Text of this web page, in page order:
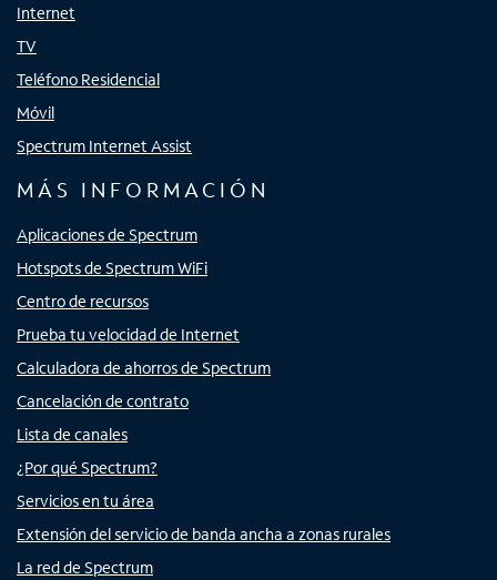
Internet
TV
Teléfono Residencial
Móvil
Spectrum Internet Assist
MÁS INFORMACIÓN
Aplicaciones de Spectrum
Hotspots de Spectrum WiFi
Centro de recursos
Prueba tu velocidad de Internet
Calculadora de ahorros de Spectrum
Cancelación de contrato
Lista de canales
¿Por qué Spectrum?
Servicios en tu área
Extensión del servicio de banda ancha a zonas rurales
La red de Spectrum